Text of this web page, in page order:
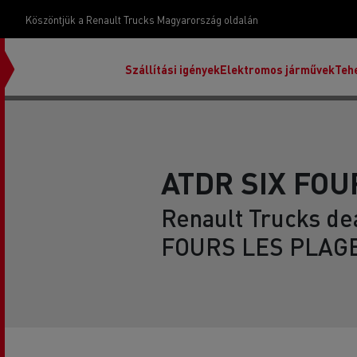
Köszöntjük a Renault Trucks Magyarország oldalán
Szállítási igényekElektromos járművek
ATDR SIX
Renault Trucks
FOURS LES